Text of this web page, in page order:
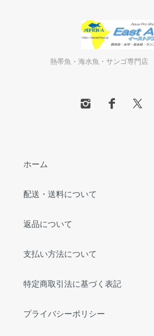
熱帯魚・海水魚・サンゴ専門店
ホーム
配送・送料について
返品について
支払い方法について
特定商取引法に基づく表記
プライバシーポリシー